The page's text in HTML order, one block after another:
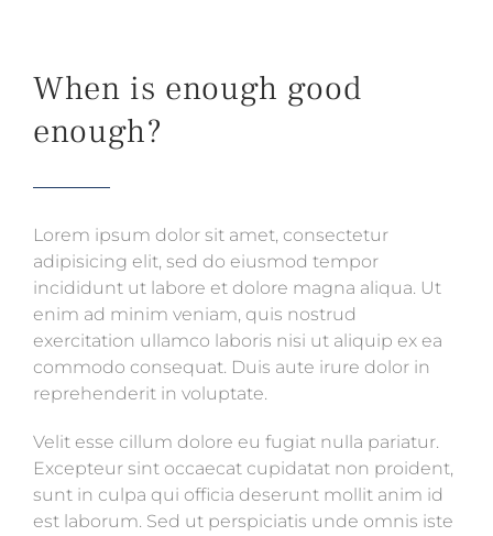
When is enough good
enough?
Lorem ipsum dolor sit amet, consectetur
adipisicing elit, sed do eiusmod tempor
incididunt ut labore et dolore magna aliqua. Ut
enim ad minim veniam, quis nostrud
exercitation ullamco laboris nisi ut aliquip ex ea
commodo consequat. Duis aute irure dolor in
reprehenderit in voluptate.
Velit esse cillum dolore eu fugiat nulla pariatur.
Excepteur sint occaecat cupidatat non proident,
sunt in culpa qui officia deserunt mollit anim id
est laborum. Sed ut perspiciatis unde omnis iste